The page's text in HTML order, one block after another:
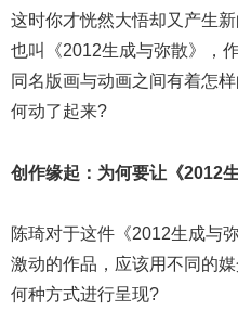
这时你才恍然大悟却又产生
也叫《2012生成与弥散》，
同名版画与动画之间有着怎
何动了起来?
创作缘起： 为何要让《2012
陈琦对于这件《2012生成与
激动的作品，应该用不同的
何种方式进行呈现?